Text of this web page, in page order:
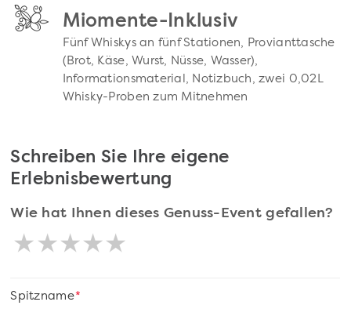
Miomente-Inklusiv
Fünf Whiskys an fünf Stationen, Provianttasche
(Brot, Käse, Wurst, Nüsse, Wasser),
Informationsmaterial, Notizbuch, zwei 0,02L
Whisky-Proben zum Mitnehmen
Schreiben Sie Ihre eigene
Erlebnisbewertung
Wie hat Ihnen dieses Genuss-Event gefallen?
*
Spitzname